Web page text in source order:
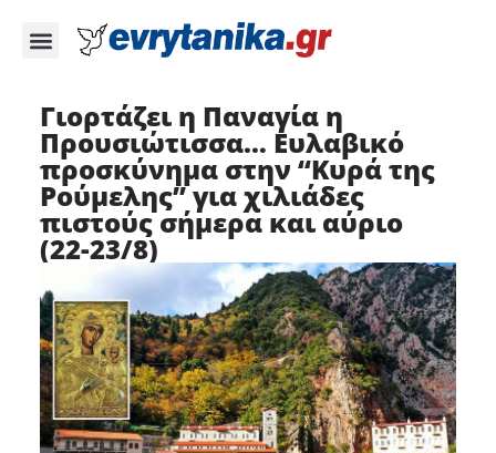
Γιορτάζει η Παναγία η
Προυσιώτισσα… Eυλαβικό
προσκύνημα στην “Κυρά της
Ρούμελης” για χιλιάδες
πιστούς σήμερα και αύριο
(22-23/8)